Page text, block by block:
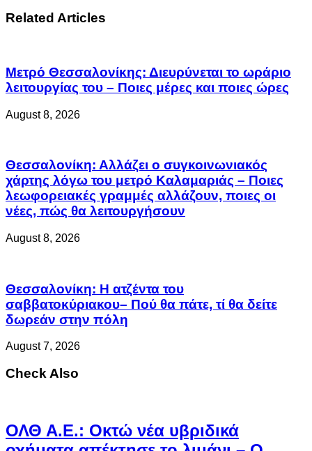
Related Articles
Μετρό Θεσσαλονίκης: Διευρύνεται το ωράριο
λειτουργίας του – Ποιες μέρες και ποιες ώρες
August 8, 2026
Θεσσαλονίκη: Αλλάζει ο συγκοινωνιακός
χάρτης λόγω του μετρό Καλαμαριάς – Ποιες
λεωφορειακές γραμμές αλλάζουν, ποιες οι
νέες, πώς θα λειτουργήσουν
August 8, 2026
Θεσσαλονίκη: Η ατζέντα του
σαββατοκύριακου– Πού θα πάτε, τί θα δείτε
δωρεάν στην πόλη
August 7, 2026
Check Also
ΟΛΘ Α.Ε.: Οκτώ νέα υβριδικά